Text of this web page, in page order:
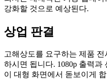
강화할 것으로 예상된다.
상업 판결
고해상도를 요구하는 제품
하시면 됩니다. 1080p 출력
이 대형 화면에서 돋보이게